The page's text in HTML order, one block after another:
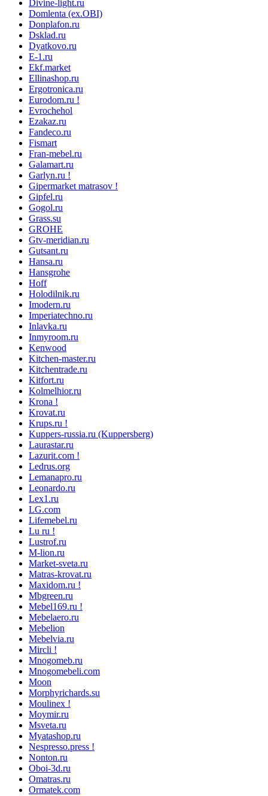
Divine-light.ru
Domlenta (ex.OBI)
Donplafon.ru
Dsklad.ru
Dyatkovo.ru
E-1.ru
Ekf.market
Ellinashop.ru
Ergotronica.ru
Eurodom.ru !
Evrochehol
Ezakaz.ru
Fandeco.ru
Fismart
Fran-mebel.ru
Galamart.ru
Garlyn.ru !
Gipermarket matrasov !
Gipfel.ru
Gogol.ru
Grass.su
GROHE
Gtv-meridian.ru
Gutsant.ru
Hansa.ru
Hansgrohe
Hoff
Holodilnik.ru
Imodern.ru
Imperiatechno.ru
Inlavka.ru
Inmyroom.ru
Kenwood
Kitchen-master.ru
Kitchentrade.ru
Kitfort.ru
Kolmelhior.ru
Krona !
Krovat.ru
Krups.ru !
Kuppers-russia.ru (Kuppersberg)
Laurastar.ru
Lazurit.com !
Ledrus.org
Lemanapro.ru
Leonardo.ru
Lex1.ru
LG.com
Lifemebel.ru
Lu ru !
Lustrof.ru
M-lion.ru
Market-sveta.ru
Matras-krovat.ru
Maxidom.ru !
Mbgreen.ru
Mebel169.ru !
Mebelaero.ru
Mebelion
Mebelvia.ru
Mircli !
Mnogomeb.ru
Mnogomebeli.com
Moon
Morphyrichards.su
Moulinex !
Moymir.ru
Msveta.ru
Myatashop.ru
Nespresso.press !
Nonton.ru
Oboi-3d.ru
Omatras.ru
Ormatek.com